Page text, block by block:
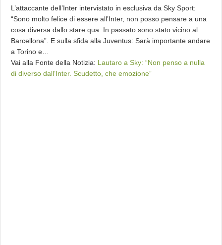
L’attaccante dell’Inter intervistato in esclusiva da Sky Sport:
“Sono molto felice di essere all’Inter, non posso pensare a una
cosa diversa dallo stare qua. In passato sono stato vicino al
Barcellona”. E sulla sfida alla Juventus: Sarà importante andare
a Torino e…
Vai alla Fonte della Notizia: Lautaro a Sky: “Non penso a nulla
di diverso dall’Inter. Scudetto, che emozione”